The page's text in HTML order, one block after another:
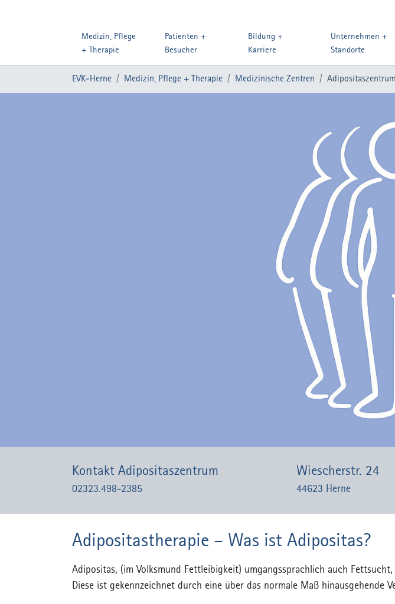
Medizin, Pflege
+ Therapie
Patienten +
Besucher
Bildung +
Karriere
Unternehmen +
Standorte
Sie sind hier:
EVK-Herne Medizin, Pflege + Therapie Medizinische Zentren Adipositaszentrum
Kontakt Adipositaszentrum
02323.498-2385
Wiescherstr. 24
44623 Herne
Adipositastherapie – Was ist Adipositas?
Adipositas, (im Volksmund Fettleibigkeit) umgangssprachlich auch
Diese ist gekennzeichnet durch eine über das normale Maß